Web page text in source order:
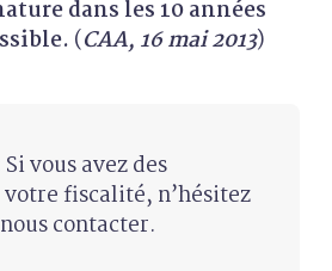
dans les 10 années
(CAA, 16 mai 2013)
Si vous avez des
fiscalité, n’hésitez
contacter.